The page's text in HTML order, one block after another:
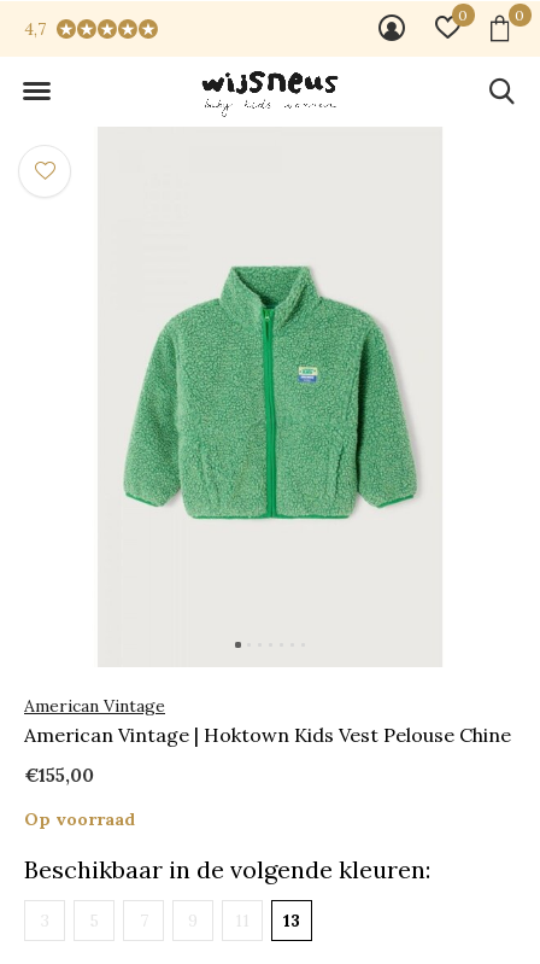
0 0
4,7
American Vintage
American Vintage | Hoktown Kids Vest Pelouse Chine
€155,00
Op voorraad
Beschikbaar in de volgende kleuren:
3 5 7 9 11 13